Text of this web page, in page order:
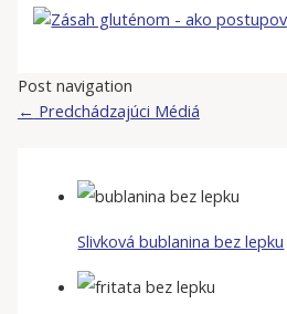
Post navigation
← Predchádzajúci Médiá
Slivková bublanina bez lepku